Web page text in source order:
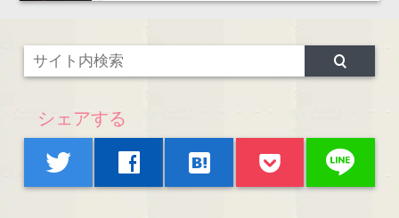
シェアする
twitter facebook hatenabookmark line